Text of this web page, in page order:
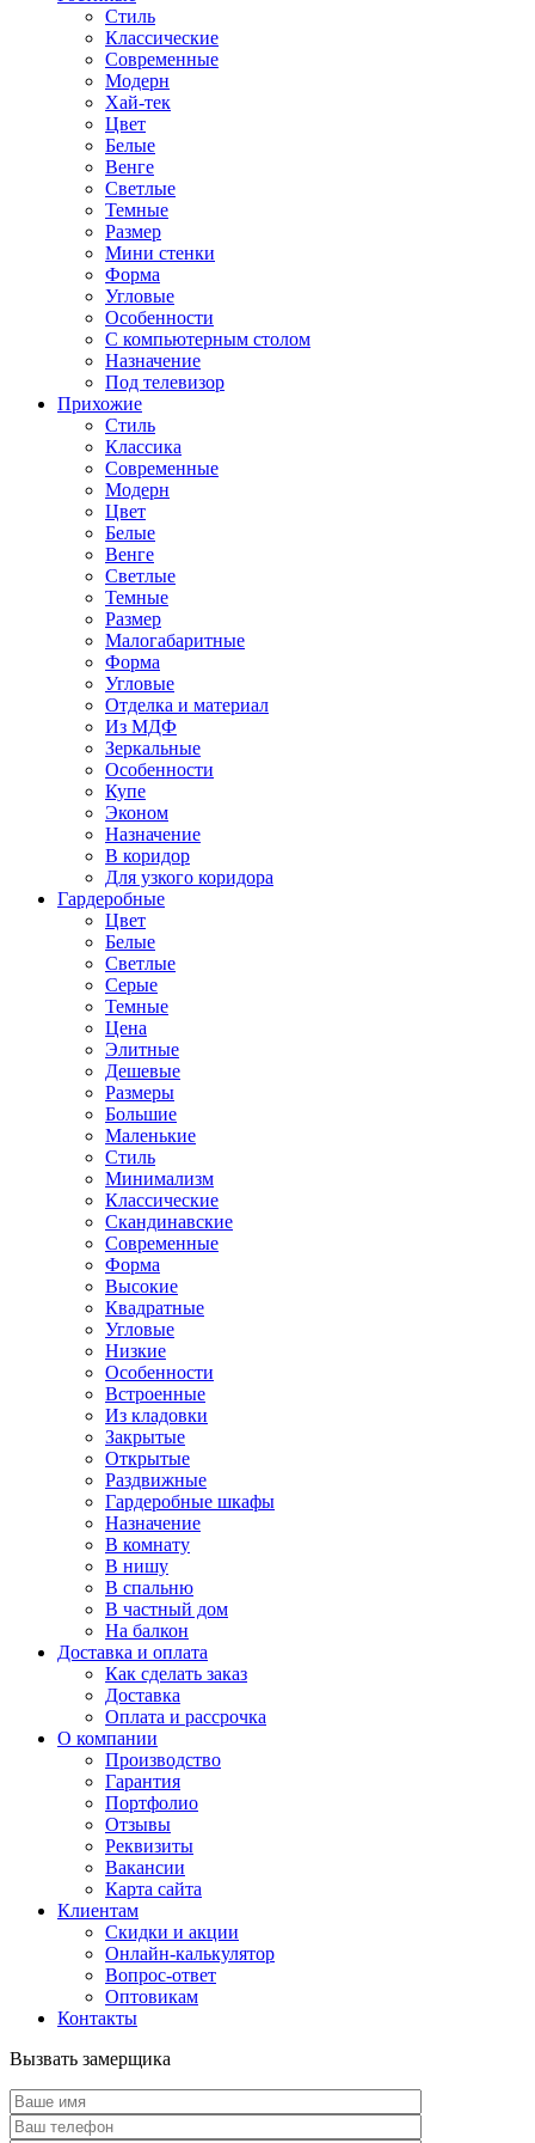
Стиль
Классические
Современные
Модерн
Хай-тек
Цвет
Белые
Венге
Светлые
Темные
Размер
Мини стенки
Форма
Угловые
Особенности
С компьютерным столом
Назначение
Под телевизор
Прихожие
Стиль
Классика
Современные
Модерн
Цвет
Белые
Венге
Светлые
Темные
Размер
Малогабаритные
Форма
Угловые
Отделка и материал
Из МДФ
Зеркальные
Особенности
Купе
Эконом
Назначение
В коридор
Для узкого коридора
Гардеробные
Цвет
Белые
Светлые
Серые
Темные
Цена
Элитные
Дешевые
Размеры
Большие
Маленькие
Стиль
Минимализм
Классические
Скандинавские
Современные
Форма
Высокие
Квадратные
Угловые
Низкие
Особенности
Встроенные
Из кладовки
Закрытые
Открытые
Раздвижные
Гардеробные шкафы
Назначение
В комнату
В нишу
В спальню
В частный дом
На балкон
Доставка и оплата
Как сделать заказ
Доставка
Оплата и рассрочка
О компании
Производство
Гарантия
Портфолио
Отзывы
Реквизиты
Вакансии
Карта сайта
Клиентам
Скидки и акции
Онлайн-калькулятор
Вопрос-ответ
Оптовикам
Контакты
Вызвать замерщика